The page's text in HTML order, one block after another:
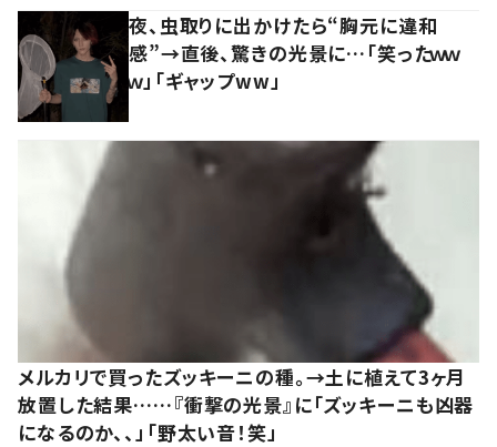
夜、虫取りに出かけたら“胸元に違和
感”→直後、驚きの光景に…「笑ったｗｗ
ｗ」「ギャップww」
メルカリで買ったズッキーニの種。→土に植えて3ヶ月
放置した結果……『衝撃の光景』に「ズッキーニも凶器
になるのか、、」「野太い音！笑」